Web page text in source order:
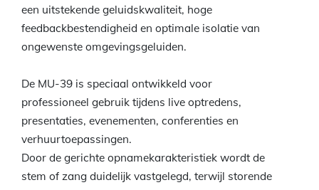
een uitstekende geluidskwaliteit, hoge
feedbackbestendigheid en optimale isolatie van
ongewenste omgevingsgeluiden.
De MU-39 is speciaal ontwikkeld voor
professioneel gebruik tijdens live optredens,
presentaties, evenementen, conferenties en
verhuurtoepassingen.
Door de gerichte opnamekarakteristiek wordt de
stem of zang duidelijk vastgelegd, terwijl storende